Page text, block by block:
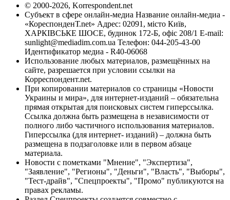
© 2000-2026, Korrespondent.net
Субъект в сфере онлайн-медиа Название онлайн-медиа -
«КореспонденТ.net» Адрес: 02091, місто Київ,
ХАРКІВСЬКЕ ШОСЕ, будинок 172-Б, офіс 208/1 E-mail:
sunlight@mediadim.com.ua Телефон: 044-205-43-00
Идентификатор медиа - R40-06068
Использование любых материалов, размещённых на
сайте, разрешается при условии ссылки на
Корреспондент.net.
При копировании материалов со страницы «Новости
Украины и мира», для интернет-изданий – обязательна
прямая открытая для поисковых систем гиперссылка.
Ссылка должна быть размещена в независимости от
полного либо частичного использования материалов.
Гиперссылка (для интернет- изданий) – должна быть
размещена в подзаголовке или в первом абзаце
материала.
Новости с пометками "Мнение", "Экспертиза",
"Заявление", "Регионы", "Деньги", "Власть", "Выборы",
"Тест-драйв", "Спецпроекты", "Промо" публикуются на
правах рекламы.